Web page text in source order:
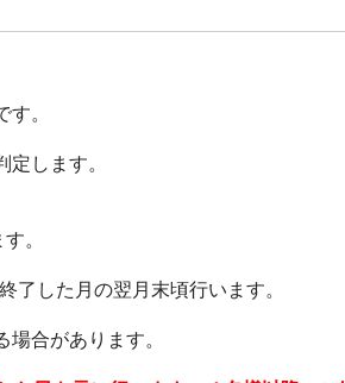
。
します。
。
了した月の翌月末頃行います。
合があります。